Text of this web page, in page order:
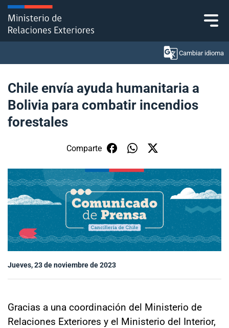
Click acá para ir directamente al contenido
Cambiar idioma
Ministerio
Política Exterior
Embajadas y consulados
Servicios ciudadanos
Subsecretaría de Relaciones Económicas
Internacionales
Sala de prensa
Chile envía ayuda humanitaria a
Bolivia para combatir incendios
forestales
Comparte
Jueves, 23 de noviembre de 2023
Gracias a una coordinación del Ministerio de
Relaciones Exteriores y el Ministerio del Interior,